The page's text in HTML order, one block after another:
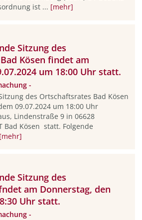
ist ... [mehr]
Sitzung des
Kösen findet am
um 18:00 Uhr statt.
-
des Ortschaftsrates Bad Kösen
09.07.2024 um 18:00 Uhr
Lindenstraße 9 in 06628
Bad Kösen statt. Folgende
[mehr]
Sitzung des
am Donnerstag, den
Uhr statt.
-